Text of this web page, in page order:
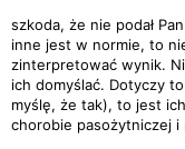
szkoda, że nie podał
inne jest w normie, to
zinterpretować wynik.
ich domyślać. Dotyczy to
myślę, że tak), to jest
chorobie pasożytniczej i